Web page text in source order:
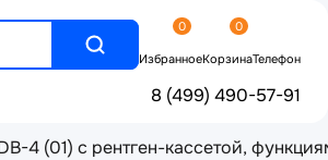
0
Избранное
0
КорзинаТелефон
8 (499) 490-57-91
4 (01) с рентген-кассетой,